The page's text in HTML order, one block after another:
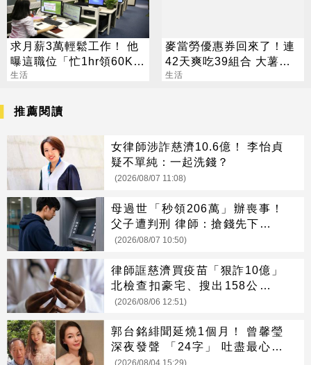
求月薪3萬輕鬆工作！ 他
曝這職位「忙1hr領60K」
網瘋問：在哪
生活
麥當勞優惠券回來了！連
42天爽吃39組合 大薯、
雞塊「加1元多1件」
生活
推薦閱讀
女律師涉詐慈濟10.6億！ 李怡貞
疑不單純：一起洗錢？
(2026/08/07 11:08)
母過世「秒領206萬」辦喪事！
父子遭判刑 律師：搶錢先下手是
罪
(2026/08/07 10:50)
律師誆慈濟買疫苗「狠詐10億」
北檢查扣豪宅、搜出158公斤黃
金
(2026/08/06 12:51)
郭台銘緋聞延燒1個月！ 曾馨瑩
深夜發聲 「24字」 吐盡最心繫
的事